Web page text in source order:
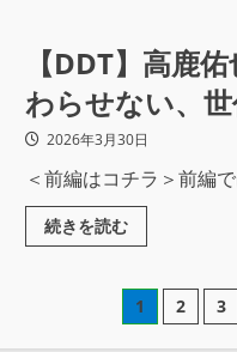
【DDT】高鹿
わらせない、世
2026年3月30日
＜前編はコチラ＞前編
続きを読む
1 2 3